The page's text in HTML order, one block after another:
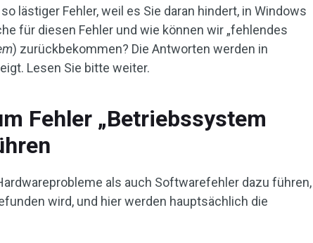
lästiger Fehler, weil es Sie daran hindert, in Windows
für diesen Fehler und wie können wir „fehlendes
) zurückbekommen? Die Antworten werden in
Lesen Sie bitte weiter.
Fehler „Betriebssystem
als auch Softwarefehler dazu führen,
wird, und hier werden hauptsächlich die